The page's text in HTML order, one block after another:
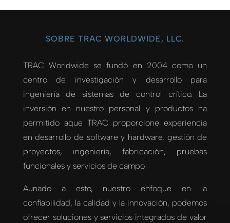
SOBRE TRAC WORLDWIDE, LLC.
TRAC Worldwide se fundó en 2004 como un
centro de investigación y desarrollo para
ingeniería de sistemas de control crítico. La
inversión en nuestro personal y productos ha
permitido aque TRAC proporcione experiencia
en desarrollo de software y hardware, gestión de
proyectos, ingeniería, fabricación, pruebas
funcionales y servicios de campo.
Aunado a esto, nuestro enfoque en la
confiabilidad, la calidad y la innovación, podemos
ofrecer soluciones y servicios integrados de valor